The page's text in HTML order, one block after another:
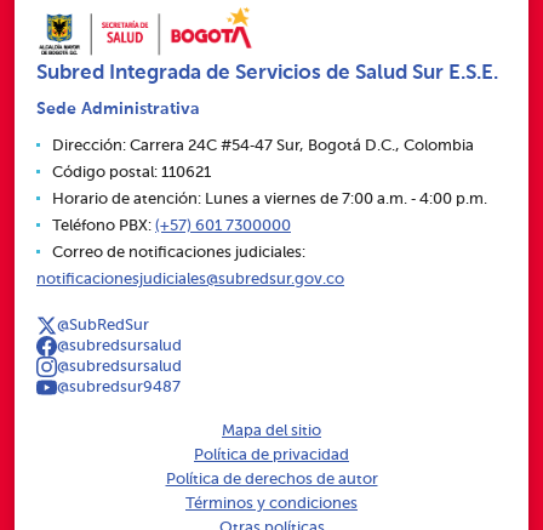
Subred Integrada de Servicios de Salud Sur E.S.E.
Sede Administrativa
Dirección: Carrera 24C #54‑47 Sur, Bogotá D.C., Colombia
Código postal: 110621
Horario de atención: Lunes a viernes de 7:00 a.m. ‑ 4:00 p.m.
Teléfono PBX: (+57) 601 7300000
Correo de notificaciones judiciales:
notificacionesjudiciales@subredsur.gov.co
@SubRedSur
@subredsursalud
@subredsursalud
@subredsur9487
Mapa del sitio
Política de privacidad
Política de derechos de autor
Términos y condiciones